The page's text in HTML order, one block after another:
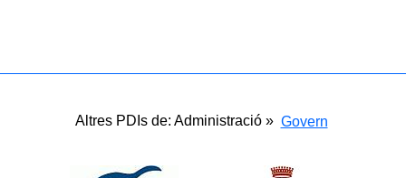
Altres PDIs de: Administració » Govern